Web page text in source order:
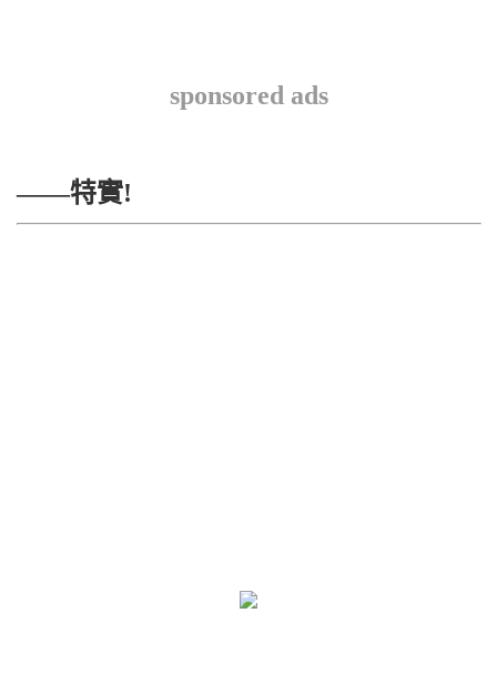
sponsored ads
——特實!